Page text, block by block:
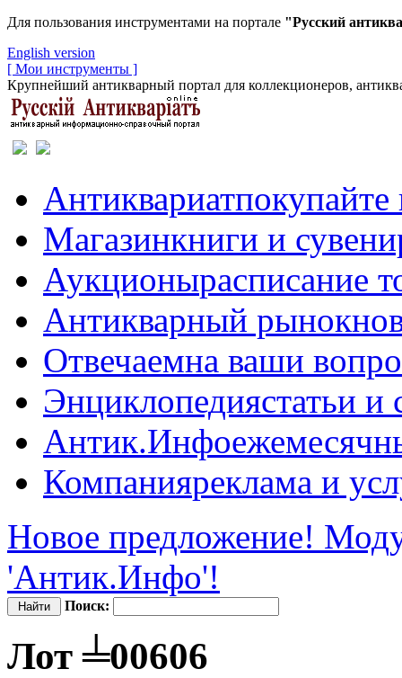
Для пользования инструментами на портале "Русский
English version
[ Мои инструменты ]
Крупнейший антикварный портал для коллекционеров,
Антиквариатпокупайте
Магазинкниги и
Аукционырасписание
Антикварный рынок
Отвечаемна ваши
Энциклопедиястатьи и
Антик.Инфо
Компанияреклама и
Новое предложение!
'Антик.Инфо'!
Поиск:
Лот ╧00606